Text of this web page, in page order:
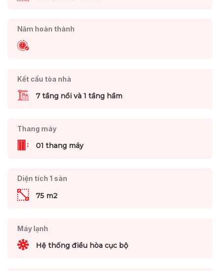
Năm hoàn thành
Kết cấu tòa nhà
7 tầng nổi và 1 tầng hầm
Thang máy
01 thang máy
Diện tích 1 sàn
75 m2
Máy lạnh
Hệ thống điều hòa cục bộ